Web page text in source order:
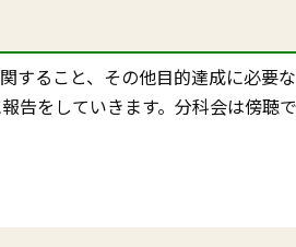
すること、その他目的達成に必要
告をしていきます。分科会は傍聴